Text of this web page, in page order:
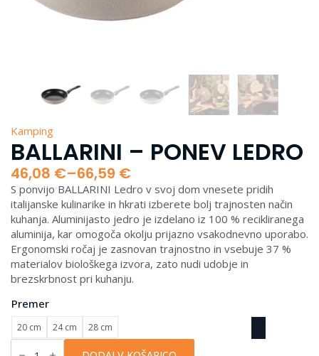
Kamping
BALLARINI – PONEV LEDRO
46,08 €–66,59 €
Cenovni
razpon:
od
46,08 €
do
66,59 €
S ponvijo BALLARINI Ledro v svoj dom vnesete pridih
italijanske kulinarike in hkrati izberete bolj trajnosten način
kuhanja. Aluminijasto jedro je izdelano iz 100 % recikliranega
aluminija, kar omogoča okolju prijazno vsakodnevno uporabo.
Ergonomski ročaj je zasnovan trajnostno in vsebuje 37 %
materialov biološkega izvora, zato nudi udobje in
brezskrbnost pri kuhanju.
Premer
20 cm 24 cm 28 cm
Ballarini